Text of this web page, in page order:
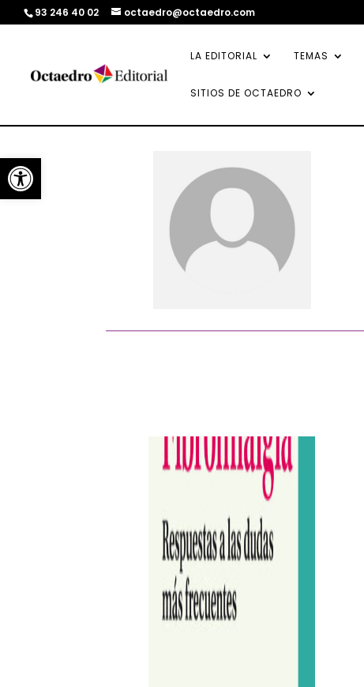
Abrir barra de herramientas
93 246 40 02 octaedro@octaedro.com
LA EDITORIAL TEMAS
SITIOS DE OCTAEDRO